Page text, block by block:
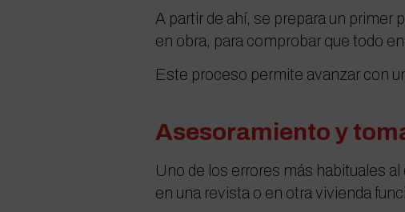
A partir de ahí, se prepara un
en obra, para comprobar que todo
Este proceso permite avanzar con
Asesoramiento y
Uno de los errores más habituales
en una revista o en otra vivienda